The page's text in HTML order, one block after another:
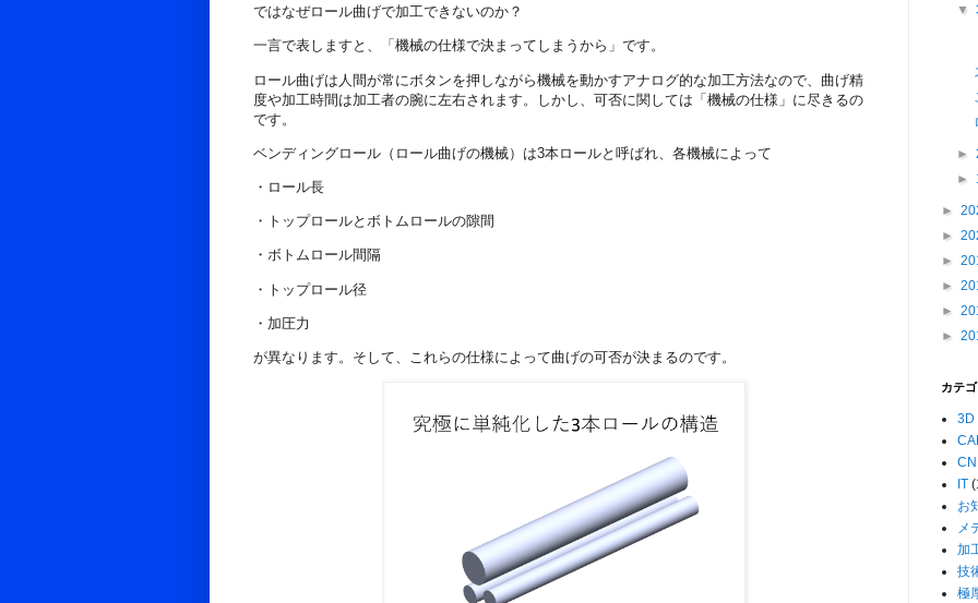
ではなぜロール曲げで加工できないのか？
一言で表しますと、「機械の仕様で決まってしまうから」です。
ロール曲げは人間が常にボタンを押しながら機械を動かすアナログ的な加工方法なので、曲げ精
度や加工時間は加工者の腕に左右されます。しかし、可否に関しては「機械の仕様」に尽きるの
です。
ベンディングロール（ロール曲げの機械）は3本ロールと呼ばれ、各機械によって
・ロール長
・トップロールとボトムロールの隙間
・ボトムロール間隔
・トップロール径
・加圧力
が異なります。そして、これらの仕様によって曲げの可否が決まるのです。
▼
►
►
►
►
►
►
►
►
カテ
3D
IT
お
メ
加
技
極